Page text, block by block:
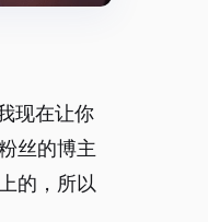
现在让你
丝的博主
的，所以